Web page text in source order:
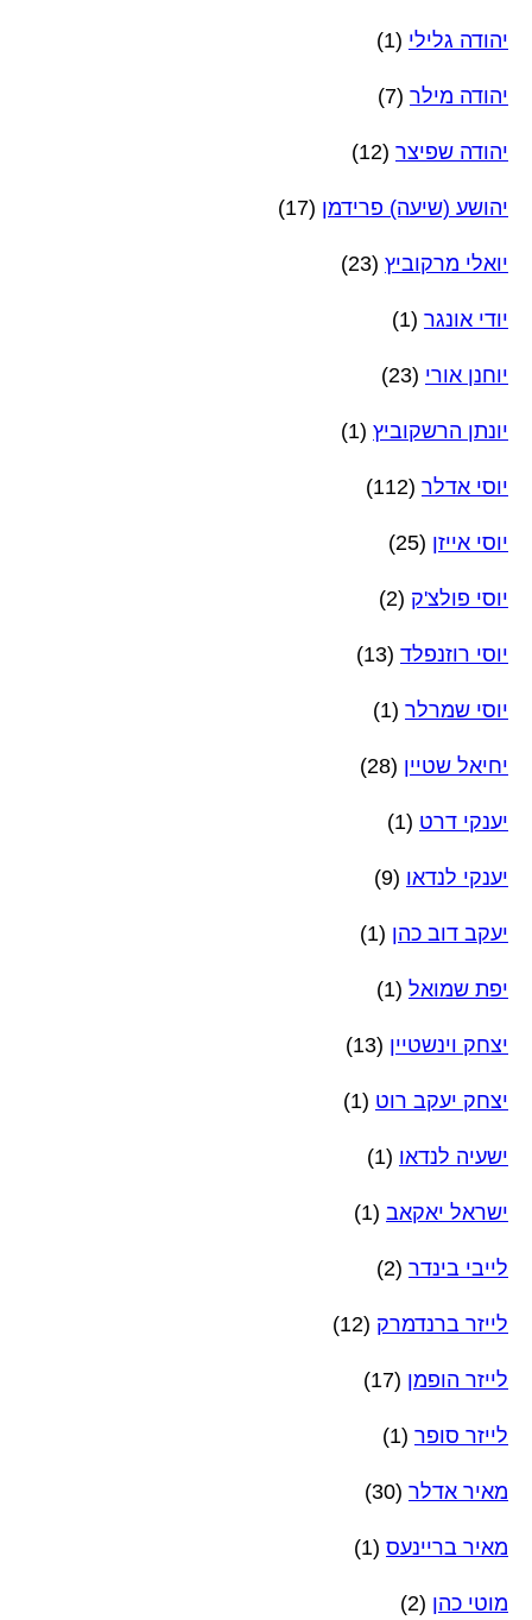
יהודה גלילי (1)
יהודה מילר (7)
יהודה שפיצר (12)
יהושע (שיעה) פרידמן (17)
יואלי מרקוביץ (23)
יודי אונגר (1)
יוחנן אורי (23)
יונתן הרשקוביץ (1)
יוסי אדלר (112)
יוסי אייזן (25)
יוסי פולצ'ק (2)
יוסי רוזנפלד (13)
יוסי שמרלר (1)
יחיאל שטיין (28)
יענקי דרט (1)
יענקי לנדאו (9)
יעקב דוב כהן (1)
יפת שמואל (1)
יצחק וינשטיין (13)
יצחק יעקב רוט (1)
ישעיה לנדאו (1)
ישראל יאקאב (1)
לייבי בינדר (2)
לייזר ברנדמרק (12)
לייזר הופמן (17)
לייזר סופר (1)
מאיר אדלר (30)
מאיר בריינעס (1)
מוטי כהן (2)